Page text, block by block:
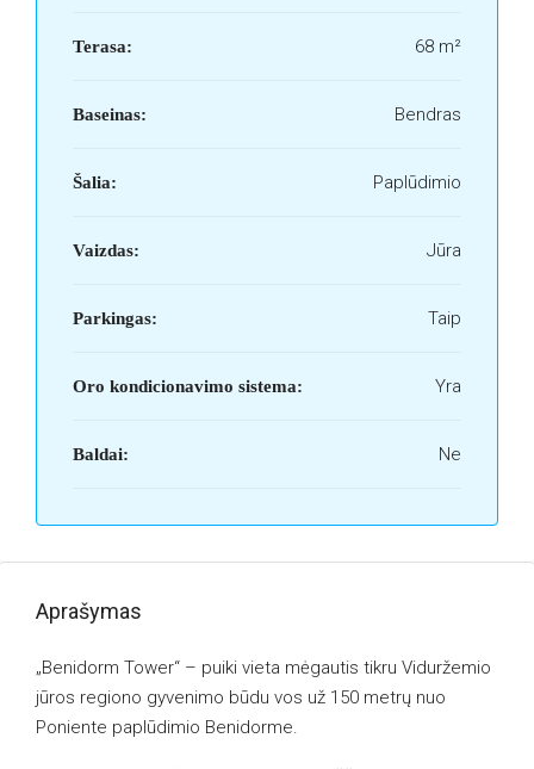
Terasa: 68 m²
Baseinas: Bendras
Šalia: Paplūdimio
Vaizdas: Jūra
Parkingas: Taip
Oro kondicionavimo sistema: Yra
Baldai: Ne
Aprašymas
„Benidorm Tower“ – puiki vieta mėgautis tikru Viduržemio
jūros regiono gyvenimo būdu vos už 150 metrų nuo
Poniente paplūdimio Benidorme.